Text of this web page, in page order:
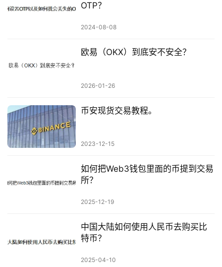
OTP？
2024-08-08
欧易（OKX）到底安不安全？
2026-01-26
币安现货交易教程。
2023-12-15
如何把Web3钱包里面的币提到交易
所？
2025-12-19
中国大陆如何使用人民币去购买比
特币？
2025-04-10